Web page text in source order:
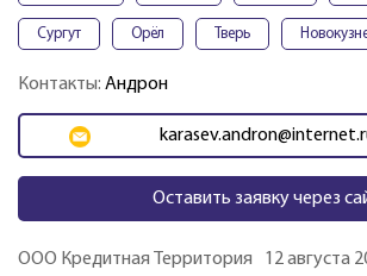
Сургут Орёл Тверь
Контакты: Андрон
Оставить заявку через
ООО Кредитная Территория
12 августа